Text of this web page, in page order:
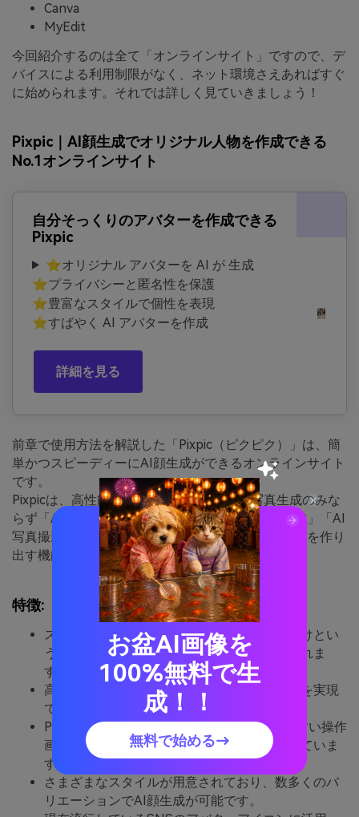
Canva
MyEdit
今回紹介するのは全て「オンラインサイト」ですので、デ
バイスによる利用制限がなく、ネット環境さえあればすぐ
に始められます。それでは詳しく見ていきましょう！
Pixpic｜AI顔生成でオリジナル人物を作成できる
No.1オンラインサイト
自分そっくりのアバターを作成できる
Pixpic
⭐オリジナル アバターを AI が 生成
⭐プライバシーと匿名性を保護
⭐豊富なスタイルで個性を表現
⭐すばやく AI アバターを作成
詳細を見る
前章で使用方法を解説した「Pixpic（ピクピク）」は、簡
単かつスピーディーにAI顔生成ができるオンラインサイト
です。
Pixpicは、高性能AIを搭載しており、AI顔写真生成のみな
らず「AIアバター生成」「AIプロフィール写真作成」「AI
写真撮影」といった、使用シーンに合わせた雰囲気を作り
出す機能が満載です。
特徴:
スタイルの選択と画像をアップロードするだけとい
う手軽さと生成物クオリティの高さが挙げられま
す。
高性能AIを活用していることで、上記の特徴を実現
できるツールとなっています。
PixpicはAI顔生成が初心者の方にも分かりやすい操作
画面であり、ユーザーが困らない仕様となっていま
す。
さまざまなスタイルが用意されており、数多くのバ
リエーションでAI顔生成が可能です。
お盆AI画像を
100%無料で生
成！！
無料で始める→